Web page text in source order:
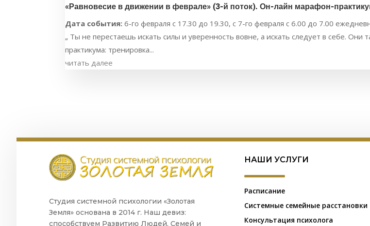
«Равновесие в движении в феврале» (3-й поток). Он-лайн марафон-
Дата события:6-го февраля с 17.30 до 19.30, с 7-го февраля с 6.00 до 7.00
„ Ты не перестаешь искать силы и уверенность вовне, а искать следует в себе. Они
практикума: тренировка...
читать далее
Студия системной психологии «Золотая
Земля» основана в 2014 г. Наш девиз:
способствуем Развитию Людей, Семей и
НАШИ УСЛУГИ
Расписание
Системные семейные расстановки
Консультация психолога